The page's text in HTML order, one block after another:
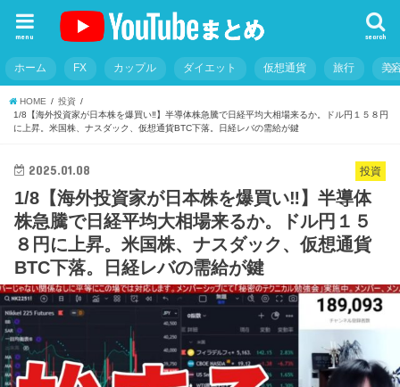
search
menu
ホーム FX カップル ダイエット 仮想通貨 旅行 美
HOME
投資
1/8【海外投資家が日本株を爆買い‼】半導体株急騰で日経平均大相場来るか。ドル円１５８円
に上昇。米国株、ナスダック、仮想通貨BTC下落。日経レバの需給が鍵
投資
2025.01.08
1/8【海外投資家が日本株を爆買い‼】半導体
株急騰で日経平均大相場来るか。ドル円１５
８円に上昇。米国株、ナスダック、仮想通貨
BTC下落。日経レバの需給が鍵